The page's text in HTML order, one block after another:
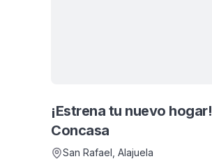
¡Estrena tu nuevo hogar! Apartamento de 2 habitaciones + WC, Alquiler,
Concasa
San Rafael , Alajuela